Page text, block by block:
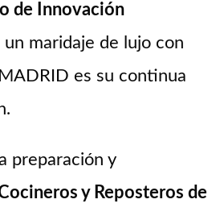
de Innovación
maridaje de lujo con
es su continua
preparación y
y Reposteros de